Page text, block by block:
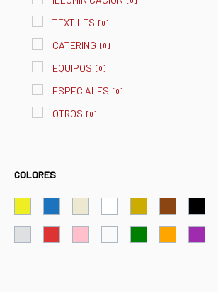
TEXTILES [0]
CATERING [0]
EQUIPOS [0]
ESPECIALES [0]
OTROS [0]
COLORES